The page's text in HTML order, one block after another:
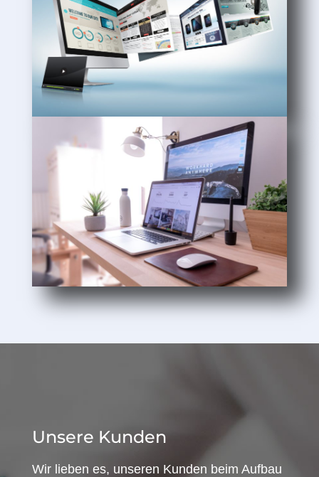
Unsere Kunden
Wir lieben es, unseren Kunden beim Aufbau